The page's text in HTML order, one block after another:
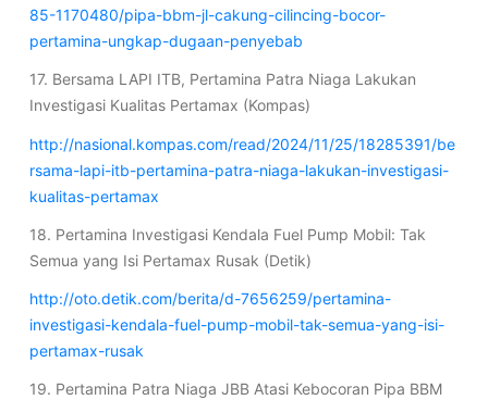
85-1170480/pipa-bbm-jl-cakung-cilincing-bocor-
pertamina-ungkap-dugaan-penyebab
17. Bersama LAPI ITB, Pertamina Patra Niaga Lakukan
Investigasi Kualitas Pertamax (Kompas)
http://nasional.kompas.com/read/2024/11/25/18285391/be
rsama-lapi-itb-pertamina-patra-niaga-lakukan-investigasi-
kualitas-pertamax
18. Pertamina Investigasi Kendala Fuel Pump Mobil: Tak
Semua yang Isi Pertamax Rusak (Detik)
http://oto.detik.com/berita/d-7656259/pertamina-
investigasi-kendala-fuel-pump-mobil-tak-semua-yang-isi-
pertamax-rusak
19. Pertamina Patra Niaga JBB Atasi Kebocoran Pipa BBM